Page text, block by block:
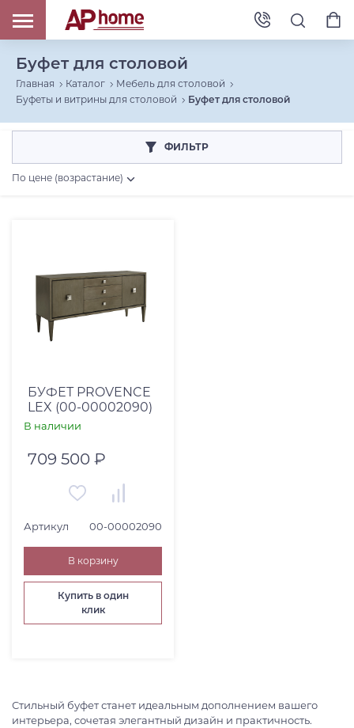
Буфет для столовой
Главная Каталог
Мебель для столовой
Буфеты и витрины для столовой
Буфет для столовой
ФИЛЬТР
По цене (возрастание)
Коллекция
Категория товара
БУФЕТ PROVENCE
LEX (00-00002090)
В наличии
709 500 ₽
Артикул 00-00002090
В корзину
Купить в один
клик
Стильный буфет станет идеальным дополнением вашего
интерьера, сочетая элегантный дизайн и практичность.